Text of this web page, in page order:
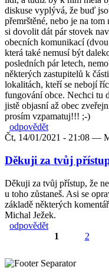
diskuse vyplývá, že buď
přemrštěné, nebo je na tom
si dovolit dát pár stovek
obecních komunikací
která také nemusí být
posledních pár letech,
některých zastupitelů k
lokalitách, kteří se nebojí
fungování obce. Nechci tu
jistě objasní až obec
prosím vzpamatuj!!! ;-)
odpovědět
Čt, 14/01/2021 - 21:08 —
Děkuji za tvůj
Děkuji za tvůj přístup, že
u toho zůstaneš. Asi se
základě některých
Michal Ježek.
odpovědět
1 2